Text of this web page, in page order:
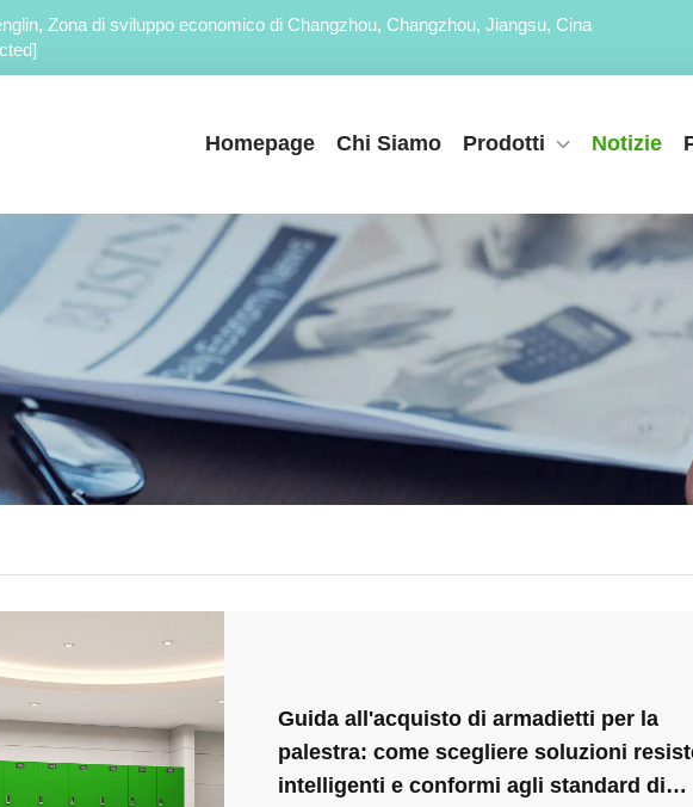
Zona di sviluppo economico di Changzhou, Changzhou, Jiangsu, Cina
Homepage Chi Siamo Prodotti Notizie
Guida all'acquisto di armadietti per la
palestra: come scegliere soluzioni
intelligenti e conformi agli standard di